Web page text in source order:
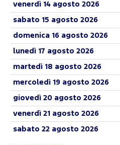
venerdì 14 agosto 2026
sabato 15 agosto 2026
domenica 16 agosto 2026
lunedì 17 agosto 2026
martedì 18 agosto 2026
mercoledì 19 agosto 2026
giovedì 20 agosto 2026
venerdì 21 agosto 2026
sabato 22 agosto 2026